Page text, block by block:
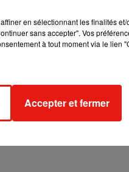
également sa prestation
et récompensée
en sélectionnant les finalités
sans accepter". Vos
à tout moment via le lien
Accepter et fermer